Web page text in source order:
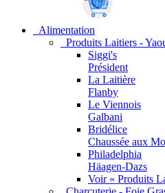
Alimentation
Produits Laitiers -
Siggi's
Président
La Laitière
Flanby
Le Viennois
Galbani
Bridélice
Chaussée aux
Philadelphia
Häagen-Dazs
Voir « Produits